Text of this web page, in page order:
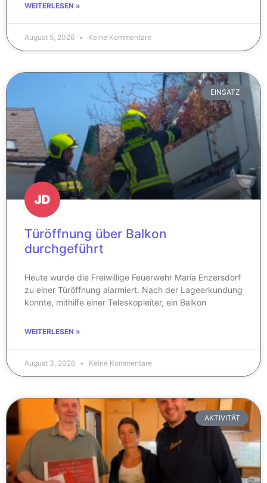
WEITERLESEN »
August 5, 2026 Keine Kommentare
EINSATZ
Türöffnung über Balkon
durchgeführt
Heute wurde die Freiwillige Feuerwehr Maria Enzersdorf
zu einer Türöffnung alarmiert. Nach der Lageerkundung
konnte, mithilfe einer Teleskopleiter, ein Balkon
WEITERLESEN »
August 3, 2026 Keine Kommentare
AKTIVITÄT